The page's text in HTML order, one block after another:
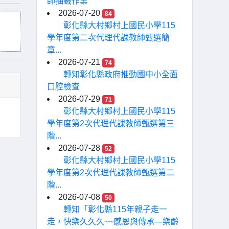
2026-07-20
84
彰化縣大村鄉村上國民小學115
學年度第二次代理代課教師甄選簡
章...
2026-07-21
74
轉知彰化縣政府推動國中小全面
口腔檢查
2026-07-29
71
彰化縣大村鄉村上國民小學115
學年度第2次代理代課教師甄選第三
階...
2026-07-28
52
彰化縣大村鄉村上國民小學115
學年度第2次代理代課教師甄選第二
階...
2026-07-08
50
轉知「彰化縣115年親子走一
走，快樂久久久~~感恩與傳承—樂齡